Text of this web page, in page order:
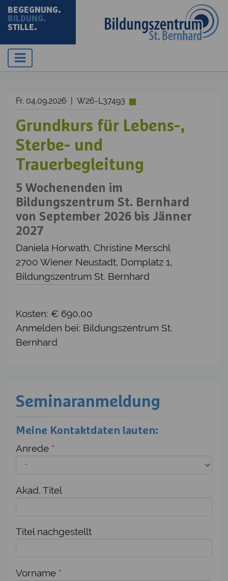
BEGEGNUNG.
BILDUNG.
STILLE.
Fr. 04.09.2026 | W26-L37493
Grundkurs für Lebens-,
Sterbe- und
Trauerbegleitung
5 Wochenenden im
Bildungszentrum St. Bernhard
von September 2026 bis Jänner
2027
Daniela Horwath, Christine Merschl
2700 Wiener Neustadt, Domplatz 1,
Bildungszentrum St. Bernhard
Kosten: € 690,00
Anmelden bei: Bildungszentrum St.
Bernhard
Seminaranmeldung
Meine Kontaktdaten lauten:
Anrede *
Akad. Titel
Titel nachgestellt
Vorname *